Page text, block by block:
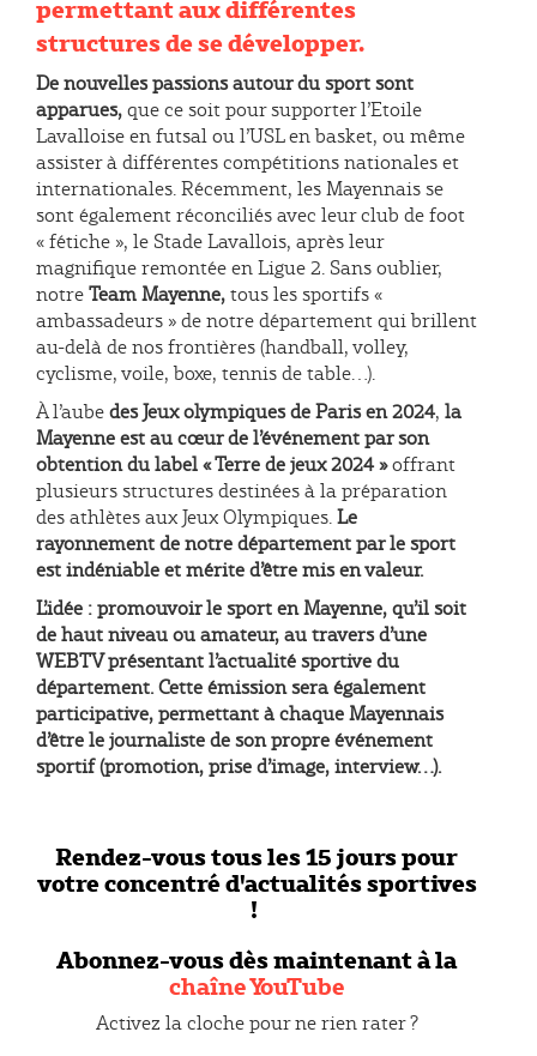
permettant aux différentes
structures de se développer.
De nouvelles passions autour du sport sont
apparues,que ce soit pour supporter l’Etoile
Lavalloise en futsal ou l’USL en basket, ou même
assister à différentes compétitions nationales et
internationales. Récemment, les Mayennais se
sont également réconciliés avec leur club de foot
« fétiche », le Stade Lavallois, après leur
magnifique remontée en Ligue 2. Sans oublier,
notreTeam Mayenne,tous les sportifs «
ambassadeurs » de notre département qui brillent
au-delà de nos frontières (handball, volley,
cyclisme, voile, boxe, tennis de table…).
À l’aubedes Jeux olympiques de Paris en 2024, la
Mayenne est au cœur de l’événement par son
obtention du label « Terre de jeux 2024 »offrant
plusieurs structures destinées à la préparation
des athlètes aux Jeux Olympiques.Le
rayonnement de notre département par le sport
est indéniable et mérite d’être mis en valeur.
L’idée : promouvoir le sport en Mayenne, qu’il soit
de haut niveau ou amateur, au travers d’une
WEBTV présentant l’actualité sportive du
département. Cette émission sera également
participative, permettant à chaque Mayennais
d’être le journaliste de son propre événement
sportif (promotion, prise d’image, interview…).
Rendez-vous tous les 15 jours pour
votre concentré d'actualités sportives
!
Abonnez-vous dès maintenant à la
chaîne YouTube
Activez la cloche pour ne rien rater ?